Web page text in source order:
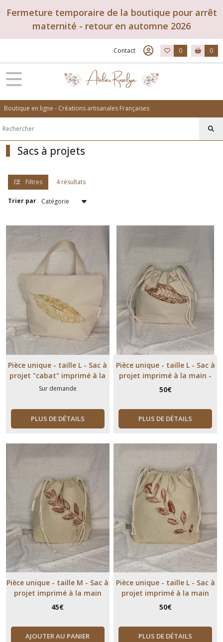
Fermeture temporaire de la boutique pour arrêt
maternité - retour en automne 2026
Contact 0 0
Boutique en ligne - Créations artisanales Françaises
Sacs à projets
Filtres 4 résultats
Trier par
Pièce unique - taille L - Sac à
projet "cabat" imprimé à la
main -Feuille de châtaignier
Sur demande
PLUS DE DÉTAILS
Pièce unique - taille L - Sac à
projet imprimé à la main -
Feuille de châtaignier
50€
PLUS DE DÉTAILS
Pièce unique - taille M - Sac à
projet imprimé à la main
feuille marron
45€
AJOUTER AU PANIER
Pièce unique - taille L - Sac à
projet imprimé à la main
50€
PLUS DE DÉTAILS
Fermer
Tous
les
produits
à
tricot
Rangements
à
(4)
Trousses
zippées
(1)
Afficher
les
résultats